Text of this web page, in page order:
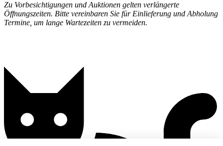
Zu Vorbesichtigungen und Auktionen gelten verlängerte
Öffnungszeiten. Bitte vereinbaren Sie für Einlieferung und Abholung
Termine, um lange Wartezeiten zu vermeiden.